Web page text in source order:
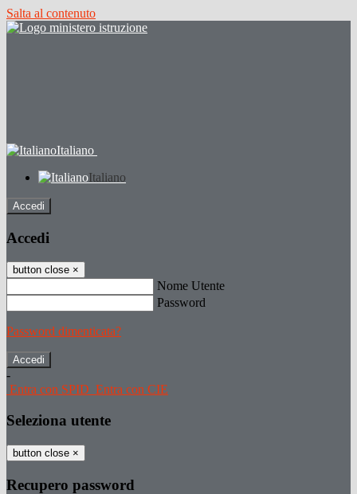
Salta al contenuto
Italiano
Italiano
Accedi
Accedi
button close ×
Nome Utente
Password
Password dimenticata?
-
Entra con SPID Entra con CIE
Seleziona utente
button close ×
Recupero password